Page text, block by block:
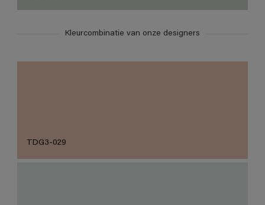
Kleurcombinatie van onze designers
TDG3-029